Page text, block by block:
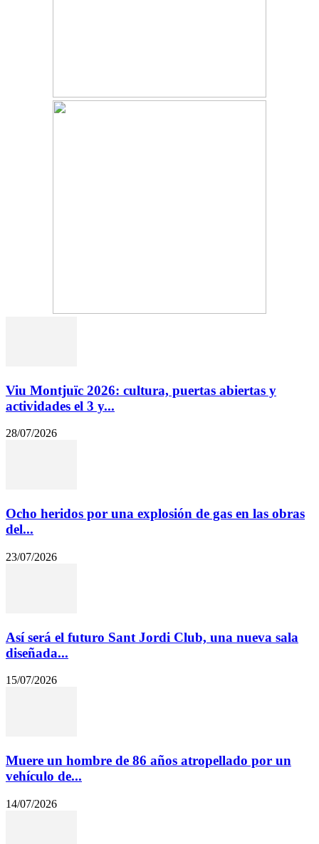
Viu Montjuïc 2026: cultura, puertas abiertas y
actividades el 3 y...
28/07/2026
Ocho heridos por una explosión de gas en las obras
del...
23/07/2026
Así será el futuro Sant Jordi Club, una nueva sala
diseñada...
15/07/2026
Muere un hombre de 86 años atropellado por un
vehículo de...
14/07/2026